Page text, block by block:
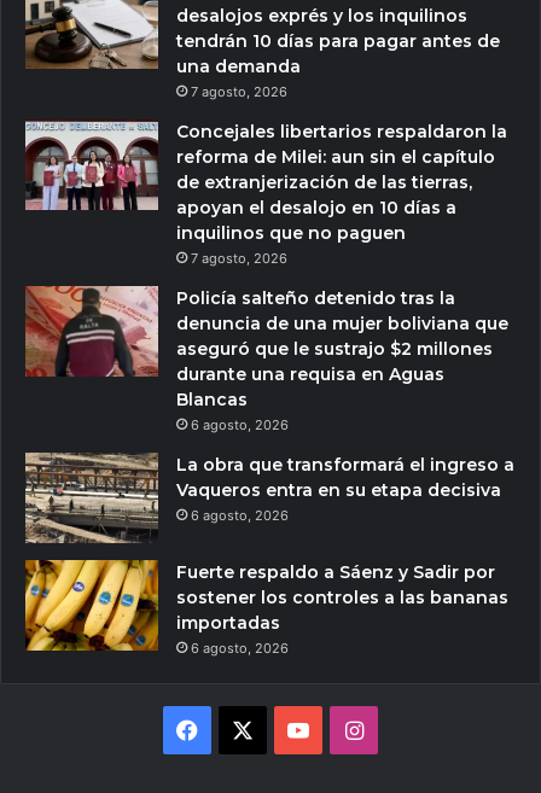
desalojos exprés y los inquilinos
tendrán 10 días para pagar antes de
una demanda
7 agosto, 2026
Concejales libertarios respaldaron la
reforma de Milei: aun sin el capítulo
de extranjerización de las tierras,
apoyan el desalojo en 10 días a
inquilinos que no paguen
7 agosto, 2026
Policía salteño detenido tras la
denuncia de una mujer boliviana que
aseguró que le sustrajo $2 millones
durante una requisa en Aguas
Blancas
6 agosto, 2026
La obra que transformará el ingreso a
Vaqueros entra en su etapa decisiva
6 agosto, 2026
Fuerte respaldo a Sáenz y Sadir por
sostener los controles a las bananas
importadas
6 agosto, 2026
Facebook YouTubeInstagram